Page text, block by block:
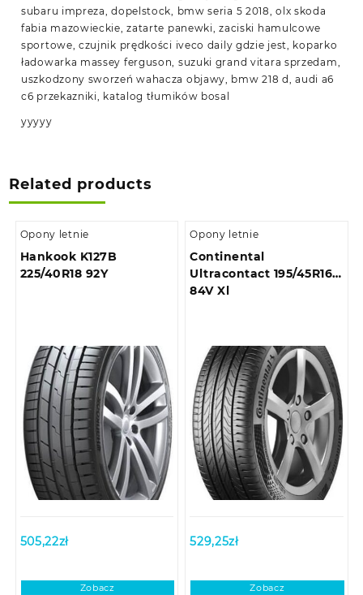
subaru impreza, dopelstock, bmw seria 5 2018, olx skoda
fabia mazowieckie, zatarte panewki, zaciski hamulcowe
sportowe, czujnik prędkości iveco daily gdzie jest, koparko
ładowarka massey ferguson, suzuki grand vitara sprzedam,
uszkodzony sworzeń wahacza objawy, bmw 218 d, audi a6
c6 przekazniki, katalog tłumików bosal
yyyyy
Related products
Opony letnie
Hankook K127B
225/40R18 92Y
505,22zł
Zobacz
Opony letnie
Continental
Ultracontact 195/45R16
84V Xl
529,25zł
Zobacz